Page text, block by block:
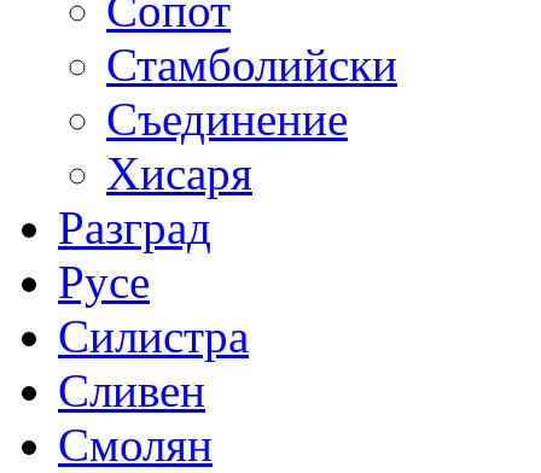
Стамболийски
Съединение
Хисаря
Разград
Русе
Силистра
Сливен
Смолян